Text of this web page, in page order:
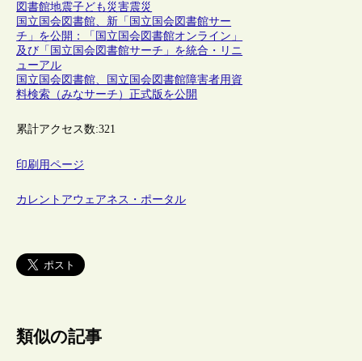
図書館地震子ども 災害震災
国立国会図書館、新「国立国会図書館サー
チ」を公開：「国立国会図書館オンライン」
及び「国立国会図書館サーチ」を統合・リニ
ューアル
国立国会図書館、国立国会図書館障害者用資
料検索（みなサーチ）正式版を公開
累計アクセス数:321
印刷用ページ
カレントアウェアネス・ポータル
類似の記事